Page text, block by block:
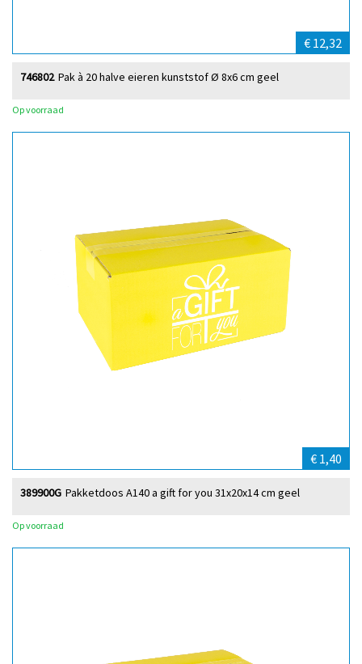
€ 12,32
Pak à 20 halve eieren kunststof Ø 8x6 cm geel
746802
Op voorraad
€ 1,40
Pakketdoos A140 a gift for you 31x20x14 cm geel
389900G
Op voorraad